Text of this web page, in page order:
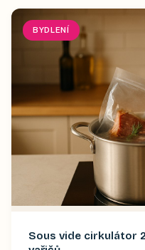
BYDLENÍ
Sous vide cirkulátor